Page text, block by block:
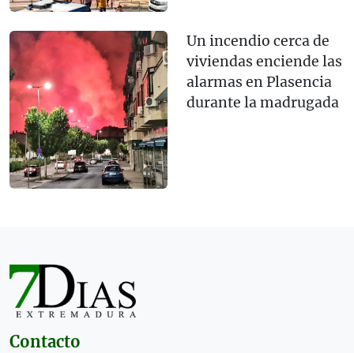
Un incendio cerca de
viviendas enciende las
alarmas en Plasencia
durante la madrugada
Contacto